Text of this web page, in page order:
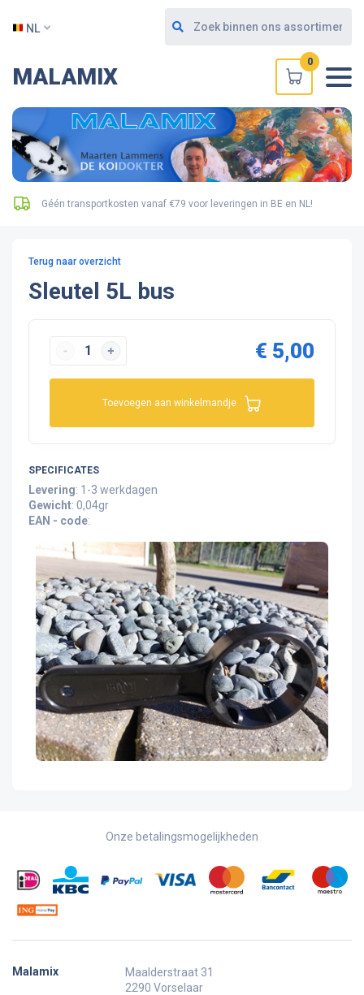
NL
MALAMIX
0
Géén transportkosten vanaf €79 voor leveringen in BE en NL!
Terug naar overzicht
Sleutel 5L bus
€ 5,00
Toevoegen aan winkelmandje
SPECIFICATES
Levering: 1-3 werkdagen
Gewicht: 0,04gr
EAN - code:
Onze betalingsmogelijkheden
Malamix
Maalderstraat 31
2290 Vorselaar